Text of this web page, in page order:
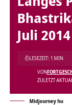
Juli
ZULETZT
VON
LESEZEIT: 1 MIN
Midjourney hu